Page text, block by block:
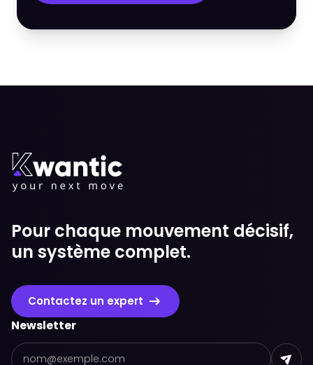
Pour chaque mouvement décisif,
un système complet.
Contactez un expert
Newsletter